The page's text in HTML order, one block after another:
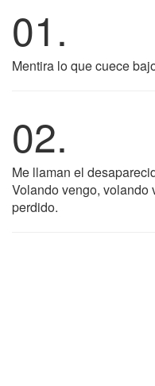
01.
Mentira lo que cuece
02.
Me llaman el
Volando vengo, volando
perdido.